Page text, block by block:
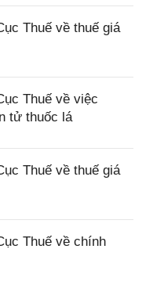
Thuế về thuế giá
Thuế về việc
tử thuốc lá
Thuế về thuế giá
Thuế về chính